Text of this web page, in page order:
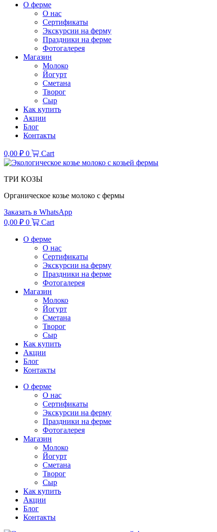
О ферме
О нас
Сертификаты
Экскурсии на ферму
Праздники на ферме
Фотогалерея
Магазин
Молоко
Йогурт
Сметана
Творог
Сыр
Как купить
Акции
Блог
Контакты
0,00 ₽ 0 Cart
ТРИ КОЗЫ
Органическое козье молоко с фермы
Заказать в WhatsApp
0,00 ₽ 0 Cart
О ферме
О нас
Сертификаты
Экскурсии на ферму
Праздники на ферме
Фотогалерея
Магазин
Молоко
Йогурт
Сметана
Творог
Сыр
Как купить
Акции
Блог
Контакты
О ферме
О нас
Сертификаты
Экскурсии на ферму
Праздники на ферме
Фотогалерея
Магазин
Молоко
Йогурт
Сметана
Творог
Сыр
Как купить
Акции
Блог
Контакты